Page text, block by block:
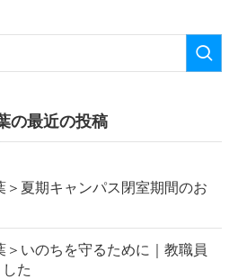
の最近の投稿
＞夏期キャンパス閉室期間のお
＞いのちを守るために｜教職員
た